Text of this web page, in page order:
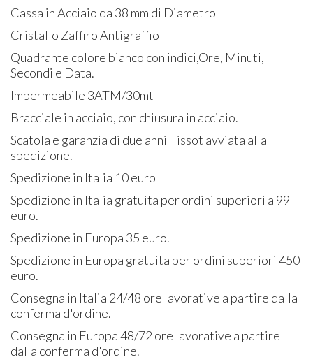
Cassa in Acciaio da 38 mm di Diametro
Cristallo Zaffiro Antigraffio
Quadrante colore bianco con indici,Ore, Minuti,
Secondi e Data.
Impermeabile 3ATM/30mt
Bracciale in acciaio, con chiusura in acciaio.
Scatola e garanzia di due anni Tissot avviata alla
spedizione.
Spedizione in Italia 10 euro
Spedizione in Italia gratuita per ordini superiori a 99
euro.
Spedizione in Europa 35 euro.
Spedizione in Europa gratuita per ordini superiori 450
euro.
Consegna in Italia 24/48 ore lavorative a partire dalla
conferma d'ordine.
Consegna in Europa 48/72 ore lavorative a partire
dalla conferma d'ordine.